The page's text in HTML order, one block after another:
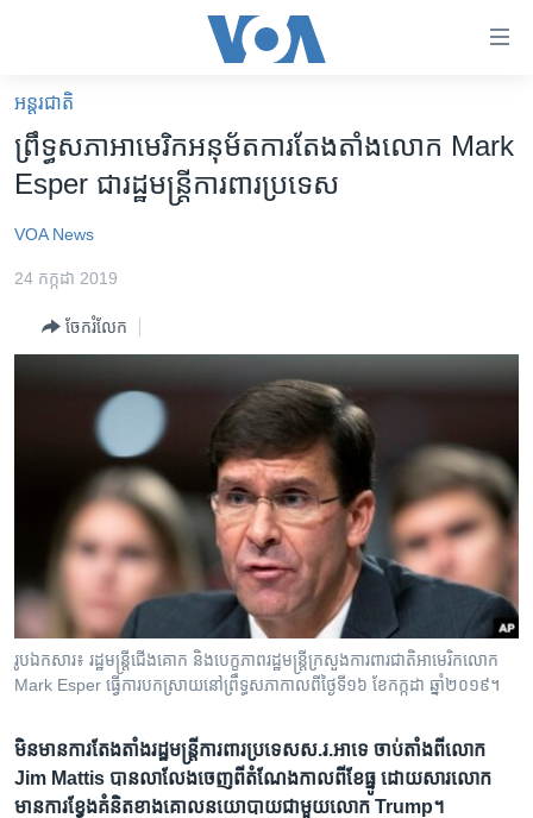
គេហទំព័រ​
ទាក់ទង
រំលង​
និង​
ទំព័រ​
រំលង​
ទៅ​
ទំព័រ​
អន្តរជាតិ
ហេឡូវីអូអេ
កម្ពុជាច្នៃប្រតិដ្ឋ
ទូរទស្សន៍ / វីដេអូ​
វិទ្យុ / ផតខាសថ៍
កម្មវិធីទាំងអស់
Khmer English
បណ្តាញ​សង្គម
ភាសា
អន្តរជាតិ
ព្រឹទ្ធសភា​អាមេរិកអនុម័ត​ការ​តែងតាំង​លោក​ Mark
Esper ជា​​រដ្ឋមន្ត្រី​ការពារ​ប្រទេស​
VOA News
24 កក្កដា 2019
ចែករំលែក
រូបឯកសារ៖ រដ្ឋមន្រ្តីជើងគោក និងបេក្ខភាពរដ្ឋមន្រ្តីក្រសួងការពារជាតិអាមេរិកលោក
Mark Esper ធ្វើការ​បកស្រាយនៅព្រឹទ្ធសភាកាលពីថ្ងៃទី១៦ ខែកក្កដា ឆ្នាំ២០១៩។
មិនមាន​​ការ​តែងតាំង​រដ្ឋមន្ត្រី​ការពារ​ប្រទេស​ស.រ.អាទេ ចាប់តាំង​ពី​លោក
Jim Mattis បានលាលែង​ចេញ​ពី​តំណែង​កាលពី​ខែធ្នូ ដោយសារ​លោក
មានការ​ខ្វែងគំនិត​ខាង​គោលនយោបាយ​ជាមួយ​លោក​ Trump។​